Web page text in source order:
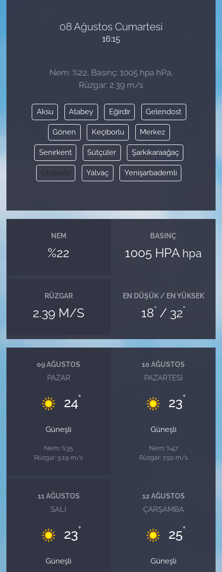
08 Ağustos Cumartesi
16:15
Nem: %22, Basınç: 1005 hpa hPa,
Rüzgar: 2.39 m/s
Aksu Atabey Eğirdir Gelendost
Gönen Keçiborlu Merkez
Senirkent Sütçüler Şarkikaraağaç
Uluborlu Yalvaç Yenişarbademli
NEM
%22
BASINÇ
1005 HPA hpa
RÜZGAR
2.39 M/S
EN DÜŞÜK / EN YÜKSEK
18° / 32°
09 AĞUSTOS
PAZAR
24°
Güneşli
Nem: %35
Rüzgar: 5.19 m/s
10 AĞUSTOS
PAZARTESI
23°
Güneşli
Nem: %47
Rüzgar: 7.50 m/s
11 AĞUSTOS
SALI
23°
Güneşli
12 AĞUSTOS
ÇARŞAMBA
25°
Güneşli